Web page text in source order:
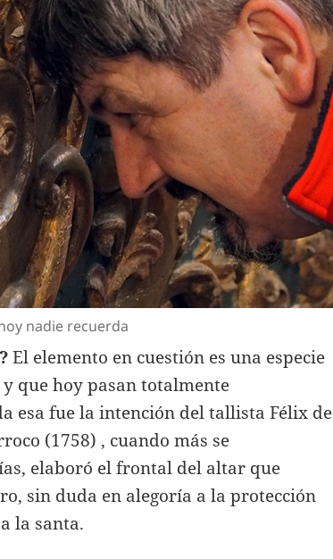
nadie recuerda
El elemento en cuestión es una especie
que hoy pasan totalmente
esa fue la intención del tallista Félix de
(1758) , cuando más se
elaboró el frontal del altar que
sin duda en alegoría a la protección
la santa.